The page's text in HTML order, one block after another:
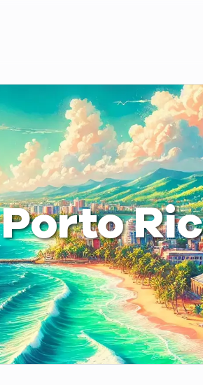
Porto